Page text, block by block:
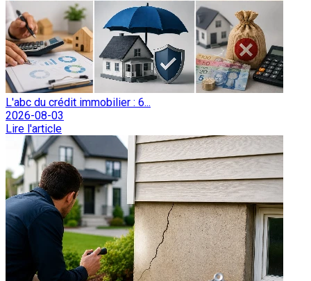
L'abc du crédit immobilier : 6...
2026-08-03
Lire l'article